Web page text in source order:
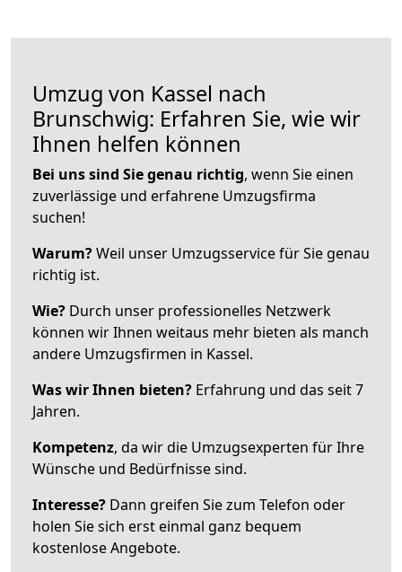
Umzug von Kassel nach
Brunschwig: Erfahren Sie, wie wir
Ihnen helfen können
Bei uns sind Sie genau richtig, wenn Sie einen
zuverlässige und erfahrene Umzugsfirma
suchen!
Warum?Weil unser Umzugsservice für Sie genau
richtig ist.
Wie? Durch unser professionelles Netzwerk
können wir Ihnen weitaus mehr bieten als manch
andere Umzugsfirmen in Kassel.
Was wir Ihnen bieten? Erfahrung und das seit 7
Jahren.
Kompetenz, da wir die Umzugsexperten für Ihre
Wünsche und Bedürfnisse sind.
Interesse? Dann greifen Sie zum Telefon oder
holen Sie sich erst einmal ganz bequem
kostenlose Angebote.